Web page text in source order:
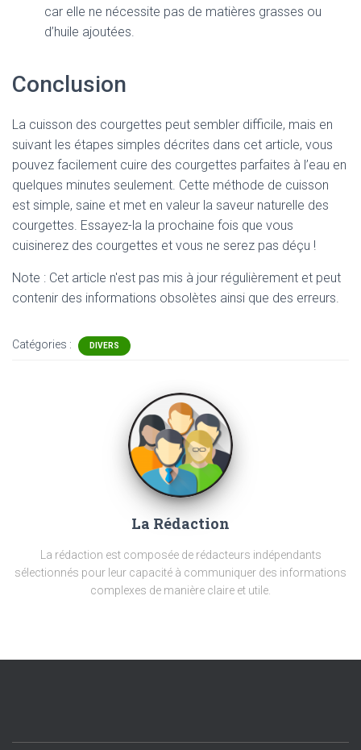
car elle ne nécessite pas de matières grasses ou
d’huile ajoutées.
Conclusion
La cuisson des courgettes peut sembler difficile, mais en
suivant les étapes simples décrites dans cet article, vous
pouvez facilement cuire des courgettes parfaites à l’eau en
quelques minutes seulement. Cette méthode de cuisson
est simple, saine et met en valeur la saveur naturelle des
courgettes. Essayez-la la prochaine fois que vous
cuisinerez des courgettes et vous ne serez pas déçu !
Note : Cet article n'est pas mis à jour régulièrement et peut
contenir des informations obsolètes ainsi que des erreurs.
Catégories : DIVERS
La Rédaction
La rédaction est composée de rédacteurs indépendants
sélectionnés pour leur capacité à communiquer des informations
complexes de manière claire et utile.